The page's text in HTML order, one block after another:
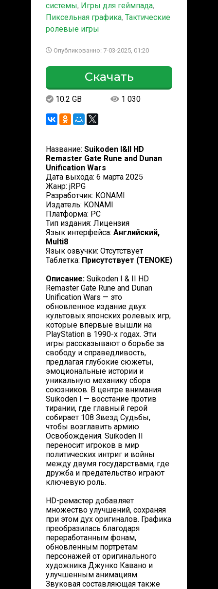
системы, Игры для геймпада,
Пиксельная графика, Тактические
ролевые игры
Опубликованно: 7-03-2025, 01:20
Скачать
10.2 GB 1 030
Название: Suikoden I&II HD
Remaster Gate Rune and Dunan
Unification Wars
Дата выхода: 6 марта 2025
Жанр: jRPG
Разработчик: KONAMI
Издатель: KONAMI
Платформа: PC
Тип издания: Лицензия
Язык интерфейса: Английский,
Multi8
Язык озвучки: Отсутствует
Таблетка: Присутствует (TENOKE)
Описание: Suikoden I & II HD
Remaster Gate Rune and Dunan
Unification Wars — это
обновленное издание двух
культовых японских ролевых игр,
которые впервые вышли на
PlayStation в 1990-х годах. Эти
игры рассказывают о борьбе за
свободу и справедливость,
предлагая глубокие сюжеты,
эмоциональные истории и
уникальную механику сбора
союзников. В центре внимания
Suikoden I — восстание против
тирании, где главный герой
собирает 108 Звезд Судьбы,
чтобы возглавить армию
Освобождения. Suikoden II
переносит игроков в мир
политических интриг и войны
между двумя государствами, где
дружба и предательство играют
ключевую роль.
HD-ремастер добавляет
множество улучшений, сохраняя
при этом дух оригиналов. Графика
преобразилась благодаря
переработанным фонам,
обновленным портретам
персонажей от оригинального
художника Джунко Кавано и
улучшенным анимациям.
Звуковая составляющая также